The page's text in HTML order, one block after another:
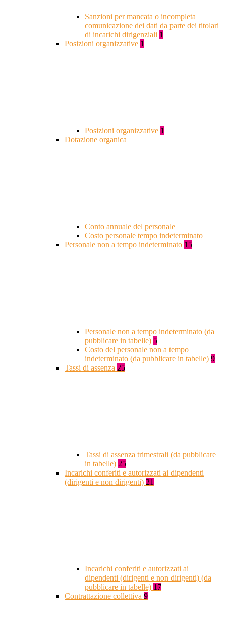
Sanzioni per mancata o incompleta
comunicazione dei dati da parte dei titolari
di incarichi dirigenziali 1
Posizioni organizzative 1
Posizioni organizzative 1
Dotazione organica
Conto annuale del personale
Costo personale tempo indeterminato
Personale non a tempo indeterminato 15
Personale non a tempo indeterminato (da
pubblicare in tabelle) 5
Costo del personale non a tempo
indeterminato (da pubblicare in tabelle) 9
Tassi di assenza 25
Tassi di assenza trimestrali (da pubblicare
in tabelle) 25
Incarichi conferiti e autorizzati ai dipendenti
(dirigenti e non dirigenti) 21
Incarichi conferiti e autorizzati ai
dipendenti (dirigenti e non dirigenti) (da
pubblicare in tabelle) 17
Contrattazione collettiva 9